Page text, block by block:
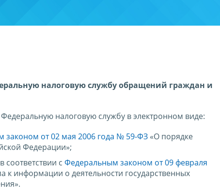
налоговую службу обращений граждан и
налоговую службу в электронном виде:
законом от 02 мая 2006 года № 59-ФЗ «О порядке
Федерации»;
с Федеральным законом от 09 февраля
к информации о деятельности государственных